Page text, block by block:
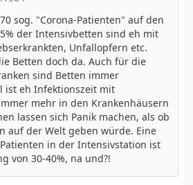
sog. "Corona-Patienten" auf den
der Intensivbetten sind eh mit
Unfallopfern etc.
Betten doch da. Auch für die
sind Betten immer
ist eh Infektionszeit mit
mehr in den Krankenhäusern
lassen sich Panik machen, als ob
auf der Welt geben würde. Eine
in der Intensivstation ist
von 30-40%, na und?!